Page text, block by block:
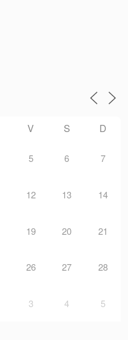
V S D
5 6 7
12 13 14
19 20 21
26 27 28
3 4 5